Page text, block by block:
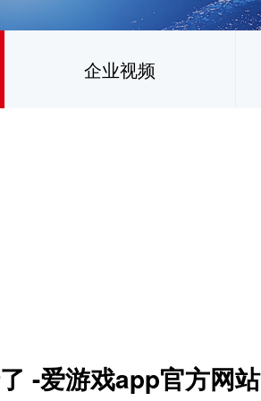
企业视频
-爱游戏app官方网站